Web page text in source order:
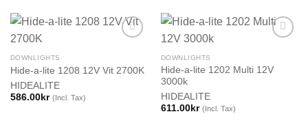
DOWNLIGHTS
Hide-a-lite 1208 12V Vit 2700K
HIDEALITE
586.00kr (Incl. Tax)
DOWNLIGHTS
Hide-a-lite 1202 Multi 12V
3000k
HIDEALITE
611.00kr (Incl. Tax)